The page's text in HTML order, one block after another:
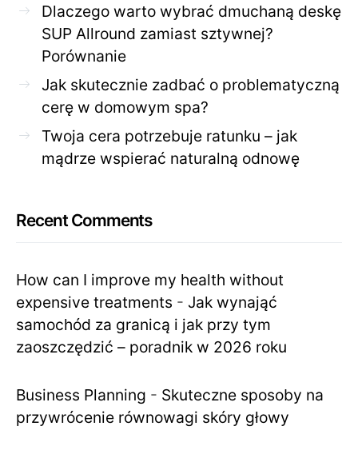
Dlaczego warto wybrać dmuchaną deskę
SUP Allround zamiast sztywnej?
Porównanie
Jak skutecznie zadbać o problematyczną
cerę w domowym spa?
Twoja cera potrzebuje ratunku – jak
mądrze wspierać naturalną odnowę
Recent Comments
How can I improve my health without
expensive treatments - Jak wynająć
samochód za granicą i jak przy tym
zaoszczędzić – poradnik w 2026 roku
Business Planning - Skuteczne sposoby na
przywrócenie równowagi skóry głowy